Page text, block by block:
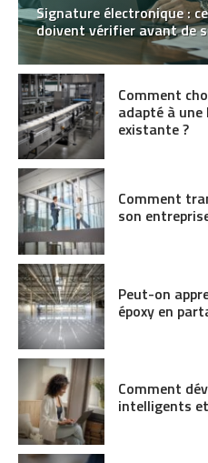
Signature électronique :
doivent vérifier avant de
Comment
adapté à
existante ?
Comment
son
Peut-on
époxy en
Comment
intelligents